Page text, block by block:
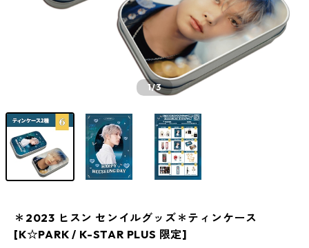
1/3
＊2023 ヒスン センイルグッズ＊ティンケース
[K☆PARK / K-STAR PLUS 限定]